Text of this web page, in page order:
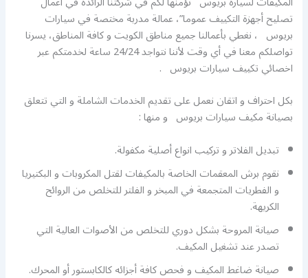
تصليح أجهزة التكييف عموما”، عمالة مدربة مختصة في سيارات
بريوس ، نغطي بأعمالنا جميع مناطق الكويت و كافة المناطق، يسرنا
تواصلكم معنا في أي وقت لأننا نتواجد 24/24 ساعة لخدمتكم عبر
اخصائي تكييف سيارات بريوس .
بكل احتراف و اتقان نعمل على تقديم الخدمات الشاملة و التي تتعلق
بصيانة مكيف سيارات بريوس و منها :
تبديل الفلاتر و تركيب انواع أصلية مكفولة.
نقوم برش المعقمات الخاصة بالمكيفات لقتل المكروبات و البكتيريا
و الفطريات المتجمعة في المبخر و الفلتر للتخلص من الروائح
الكريهة.
صيانة المروحة بشكل دوري للتخلص من الأصوات العالية التي
تصدر عند تشغيل المكيف.
صيانة ضاغط المكيف و فحص كافة أجزائه كالكابستور أو المحرك.